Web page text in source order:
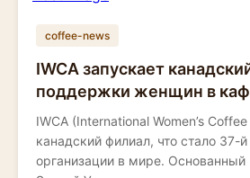
coffee-news
IWCA запускает
поддержки женщин в
IWCA (International Women’s
канадский филиал, что стало 37-й
организации в мире. Основанный